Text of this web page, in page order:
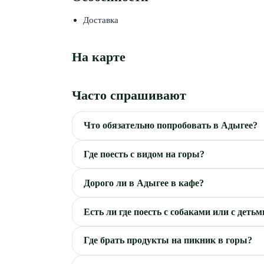
Доставка
На карте
Часто спрашивают
Что обязательно попробовать в Адыгее?
Где поесть с видом на горы?
Дорого ли в Адыгее в кафе?
Есть ли где поесть с собаками или с
Где брать продукты на пикник в горы?